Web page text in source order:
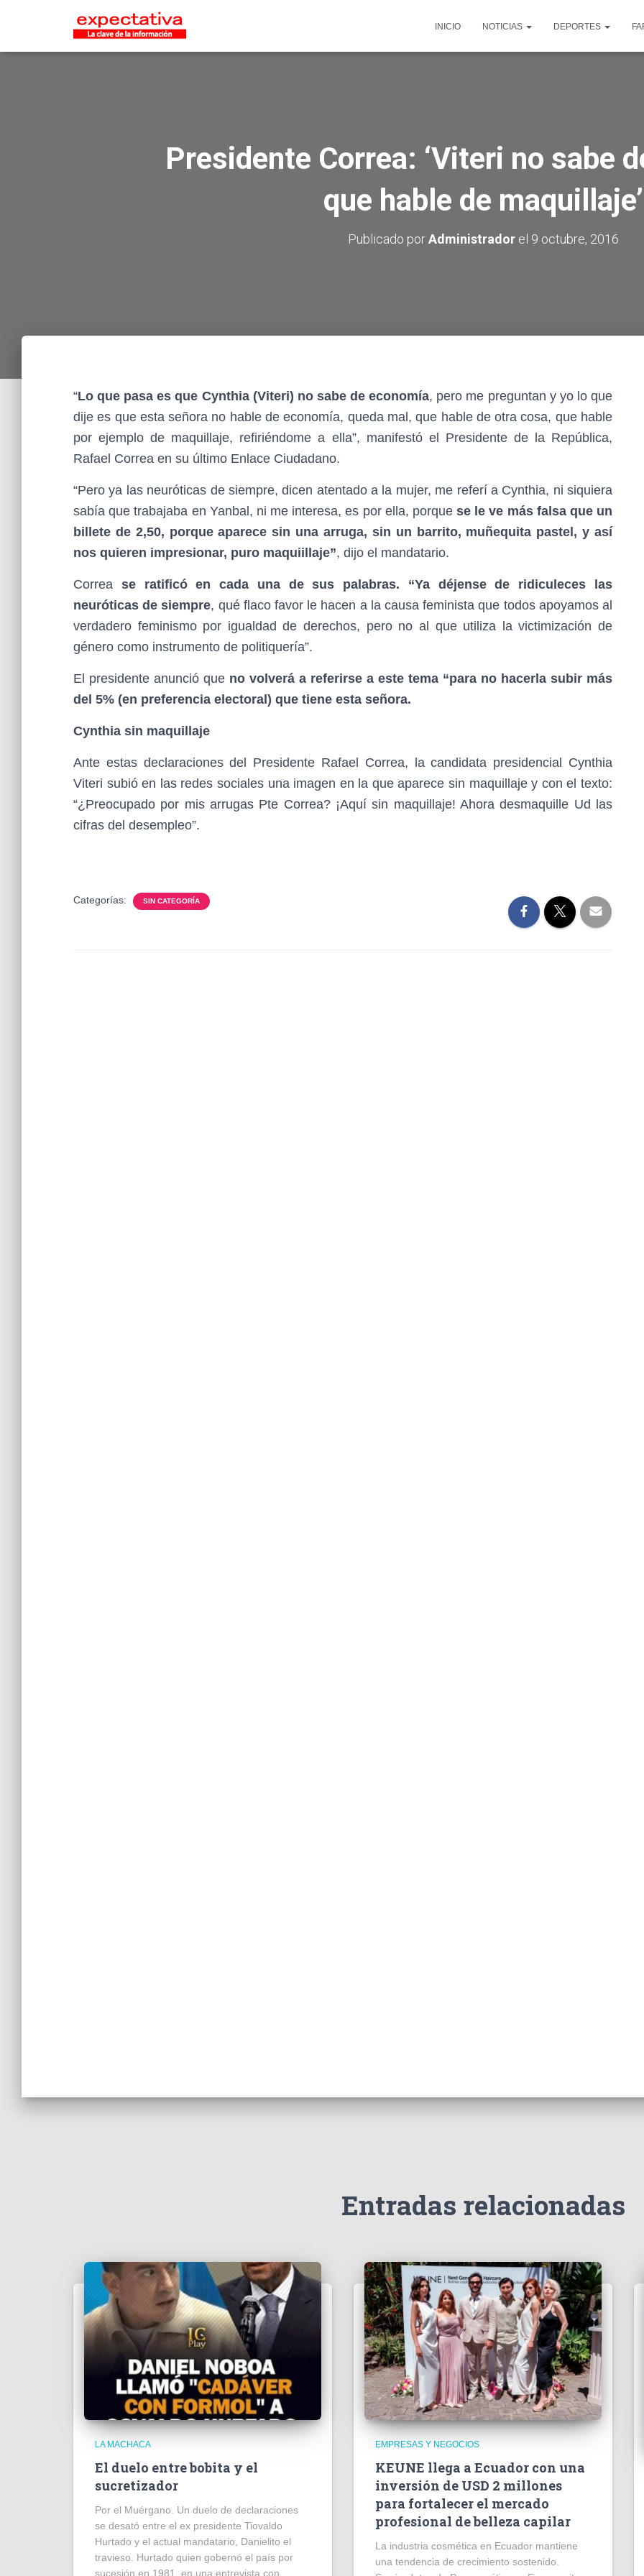
INICIO NOTICIAS DEPORTES
Presidente Correa: ‘Viteri no sabe
que hable de maquillaje’
Publicado porAdministradorel 9 octubre, 2016
“Lo que pasa es que Cynthia (Viteri) no sabe de economía, pero me preguntan y yo lo que
dije es que esta señora no hable de economía, queda mal, que hable de otra cosa, que hable
por ejemplo de maquillaje, refiriéndome a ella”, manifestó el Presidente de la República,
Rafael Correa en su último Enlace Ciudadano.
“Pero ya las neuróticas de siempre, dicen atentado a la mujer, me referí a Cynthia, ni siquiera
sabía que trabajaba en Yanbal, ni me interesa, es por ella, porque se le ve más falsa que un
billete de 2,50, porque aparece sin una arruga, sin un barrito, muñequita pastel, y así
nos quieren impresionar, puro maquiillaje”, dijo el mandatario.
Correa se ratificó en cada una de sus palabras. “Ya déjense de ridiculeces las
neuróticas de siempre, qué flaco favor le hacen a la causa feminista que todos apoyamos al
verdadero feminismo por igualdad de derechos, pero no al que utiliza la victimización de
género como instrumento de politiquería”.
El presidente anunció que no volverá a referirse a este tema “para no hacerla subir más
del 5% (en preferencia electoral) que tiene esta señora.
Cynthia sin maquillaje
Ante estas declaraciones del Presidente Rafael Correa, la candidata presidencial Cynthia
Viteri subió en las redes sociales una imagen en la que aparece sin maquillaje y con el texto:
“¿Preocupado por mis arrugas Pte Correa? ¡Aquí sin maquillaje! Ahora desmaquille Ud las
cifras del desempleo”.
Categorías: SIN CATEGORÍA
Entradas relacionadas
LA MACHACA
El duelo entre bobita y el
sucretizador
Por el Muérgano. Un duelo de declaraciones
se desató entre el ex presidente Tiovaldo
Hurtado y el actual mandatario, Danielito el
travieso. Hurtado quien gobernó el país por
sucesión en 1981, en una entrevista con
EMPRESAS Y NEGOCIOS
KEUNE llega a Ecuador con una
inversión de USD 2 millones
para fortalecer el mercado
profesional de belleza capilar
La industria cosmética en Ecuador mantiene
una tendencia de crecimiento sostenido.